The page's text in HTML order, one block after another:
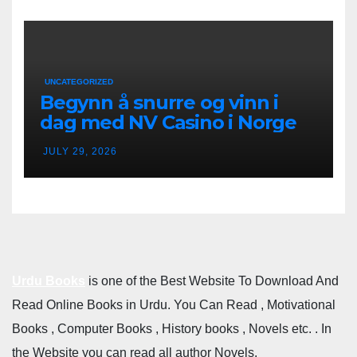
UNCATEGORIZED
Begynn å snurre og vinn i
dag med NV Casino i Norge
JULY 29, 2026
is one of the Best Website To Download And
Read Online Books in Urdu. You Can Read , Motivational
Books , Computer Books , History books , Novels etc. . In
the Website you can read all author Novels.